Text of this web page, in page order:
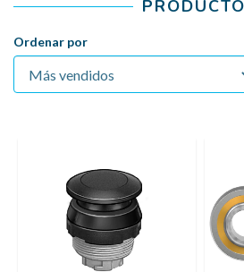
Ordenar por